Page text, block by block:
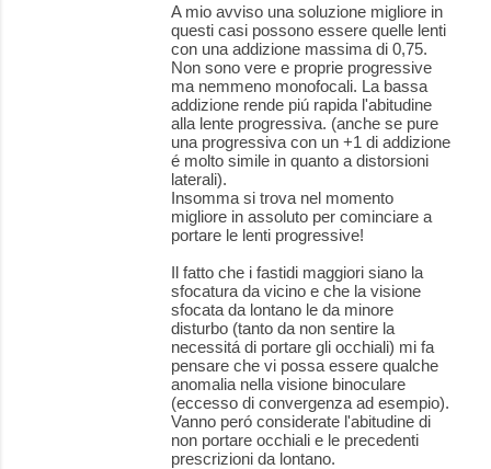
A mio avviso una soluzione migliore in
questi casi possono essere quelle lenti
con una addizione massima di 0,75.
Non sono vere e proprie progressive
ma nemmeno monofocali. La bassa
addizione rende piú rapida l'abitudine
alla lente progressiva. (anche se pure
una progressiva con un +1 di addizione
é molto simile in quanto a distorsioni
laterali).
Insomma si trova nel momento
migliore in assoluto per cominciare a
portare le lenti progressive!
Il fatto che i fastidi maggiori siano la
sfocatura da vicino e che la visione
sfocata da lontano le da minore
disturbo (tanto da non sentire la
necessitá di portare gli occhiali) mi fa
pensare che vi possa essere qualche
anomalia nella visione binoculare
(eccesso di convergenza ad esempio).
Vanno peró considerate l'abitudine di
non portare occhiali e le precedenti
prescrizioni da lontano.